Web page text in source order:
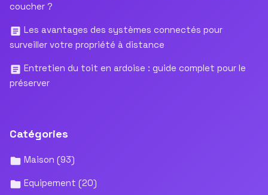
coucher ?
Les avantages des systèmes connectés pour
surveiller votre propriété à distance
Entretien du toit en ardoise : guide complet pour le
préserver
Catégories
Maison (93)
Equipement (20)